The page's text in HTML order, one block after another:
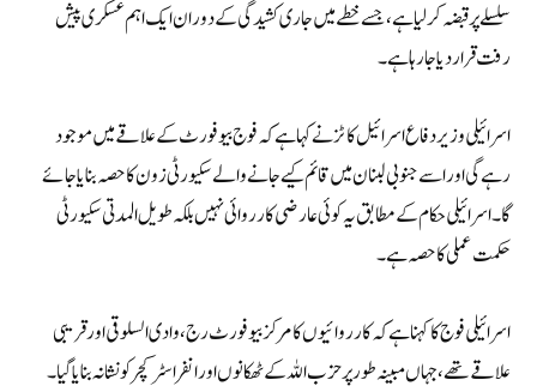
سلسلے پر قبضہ کر لیا ہے، جسے خطے میں جاری کشیدگی کے دوران ایک اہم عسکری پیش
رفت قرار دیا جا رہا ہے۔
اسرائیلی وزیر دفاع اسرائیل کاٹز نے کہا ہے کہ فوج بیوفورٹ کے علاقے میں موجود
رہے گی اور اسے جنوبی لبنان میں قائم کیے جانے والے سکیورٹی زون کا حصہ بنایا جائے
گا۔ اسرائیلی حکام کے مطابق یہ کوئی عارضی کارروائی نہیں بلکہ طویل المدتی سکیورٹی
حکمت عملی کا حصہ ہے۔
اسرائیلی فوج کا کہنا ہے کہ کارروائیوں کا مرکز بیوفورٹ رج، وادی السلوقی اور قریبی
علاقے تھے، جہاں مبینہ طور پر حزب اللہ کے ٹھکانوں اور انفراسٹرکچر کو نشانہ بنایا گیا۔